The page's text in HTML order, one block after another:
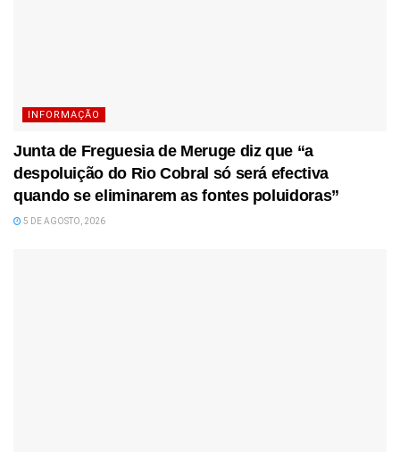
INFORMAÇÃO
Junta de Freguesia de Meruge diz que “a
despoluição do Rio Cobral só será efectiva
quando se eliminarem as fontes poluidoras”
5 DE AGOSTO, 2026